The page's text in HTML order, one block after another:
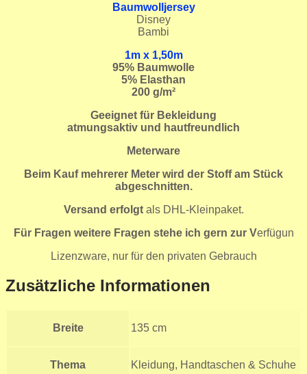
Baumwolljersey
Disney
Bambi
1m x 1,50m
95% Baumwolle
5% Elasthan
200 g/m²
Geeignet für Bekleidung
atmungsaktiv und hautfreundlich
Meterware
Beim Kauf mehrerer Meter wird der Stoff am Stück
abgeschnitten.
Versand erfolgt als DHL-Kleinpaket.
Für Fragen weitere Fragen stehe ich gern zur Verfügun
Lizenzware, nur für den privaten Gebrauch
Zusätzliche Informationen
Breite 135 cm
Thema Kleidung, Handtaschen & Schuhe